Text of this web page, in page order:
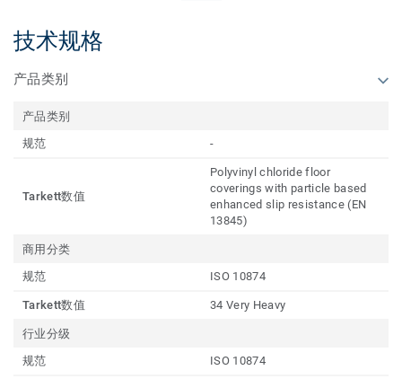
技术规格
产品类别
产品类别
规范
-
Tarkett数值
Polyvinyl chloride floor
coverings with particle based
enhanced slip resistance (EN
13845)
商用分类
规范
ISO 10874
Tarkett数值 34 Very Heavy
行业分级
规范
ISO 10874